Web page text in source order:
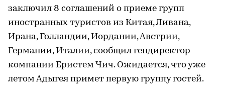
заключил 8 соглашений о приеме групп
иностранных туристов из Китая, Ливана,
Ирана, Голландии, Иордании, Австрии,
Германии, Италии, сообщил гендиректор
компании Еристем Чич. Ожидается, что уже
летом Адыгея примет первую группу гостей.